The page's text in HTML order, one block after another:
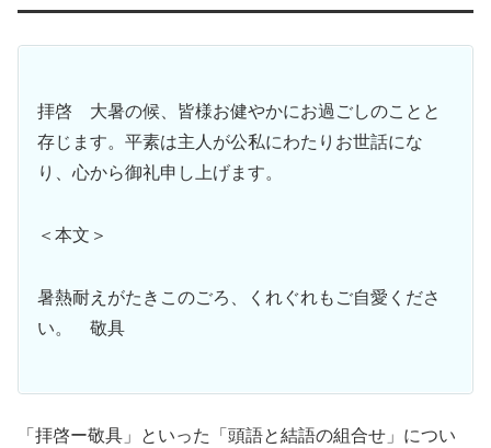
拝啓 大暑の候、皆様お健やかにお過ごしのことと
存じます。平素は主人が公私にわたりお世話にな
り、心から御礼申し上げます。
＜本文＞
暑熱耐えがたきこのごろ、くれぐれもご自愛くださ
い。 敬具
「拝啓ー敬具」といった「頭語と結語の組合せ」につい